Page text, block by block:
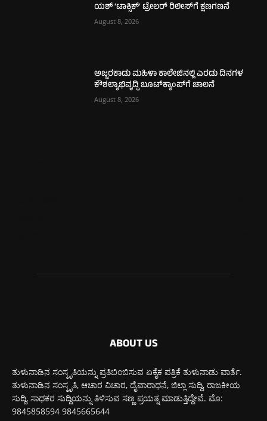
ಯಶ್ ‘ಟಾಕ್ಸಿಕ್’ ಟ್ರೇಲರ್ ರಿಲೀಸ್‌ಗೆ ಕ್ಷಣಗಣನೆ
August 8, 2026
ಅಜ್ಜರಕಾಡು ಮಹಿಳಾ ಕಾಲೇಜಿನಲ್ಲಿ ಎರಡು ದಿನಗಳ
ಕೌಶಲ್ಯಾಭಿವೃದ್ಧಿ ಬೂಟ್‌ಕ್ಯಾಂಪ್‌ಗೆ ಚಾಲನೆ
August 8, 2026
ABOUT US
ತುಳುನಾಡಿನ ಸಂಸ್ಕೃತಿಯನ್ನು ಪ್ರತಿಬಿಂಬಿಸುವ ಏಕೈಕ ಪತ್ರಿಕೆ ತುಳುನಾಡು ವಾರ್ತೆ.
ತುಳುನಾಡಿನ ಸಂಸ್ಕೃತಿ, ಆಚಾರ ವಿಚಾರ, ದೈವಾರಾಧನೆ, ಜಿಲ್ಲಾ ಸುದ್ದಿ, ರಾಜಕೀಯ
ಸುದ್ದಿ, ಸಾಧಕರ ಸುದ್ದಿಯನ್ನು ತಿಳಿಸುವ ಸಣ್ಣ ಪ್ರಯತ್ನ ಮಾಡುತ್ತಿದ್ದೇವೆ. ಮೊ:
9845858594 9845665644